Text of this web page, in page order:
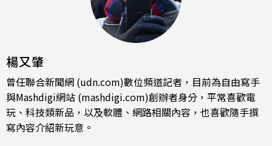
楊又肇
曾任聯合新聞網 (udn.com)數位頻道記者，目前為自由寫手
與Mashdigi網站 (mashdigi.com)創辦者身分，平常喜歡電
玩、科技類新品，以及軟體、網路相關內容，也喜歡隨手撰
寫內容介紹新玩意。